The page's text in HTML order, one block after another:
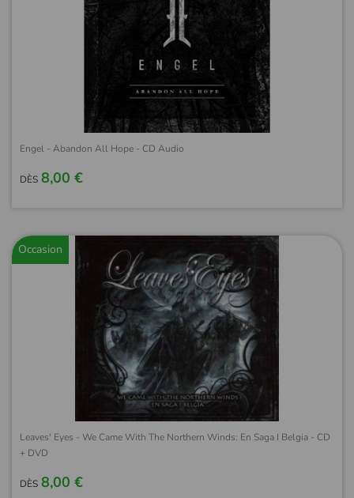
Engel - Abandon All Hope - CD Audio
DÈS 8,00 €
Occasion
Leaves' Eyes - We Came With The Northern Winds: En Saga I Belgia - CD
+ DVD
DÈS 8,00 €